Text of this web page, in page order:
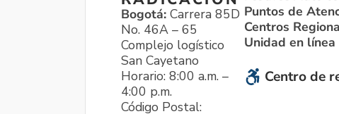
Bogotá: Carrera 85D
No. 46A – 65
Complejo logístico
San Cayetano
Horario: 8:00 a.m. –
4:00 p.m.
Código Postal:
Puntos de
Centros
Unidad en línea
Centro de